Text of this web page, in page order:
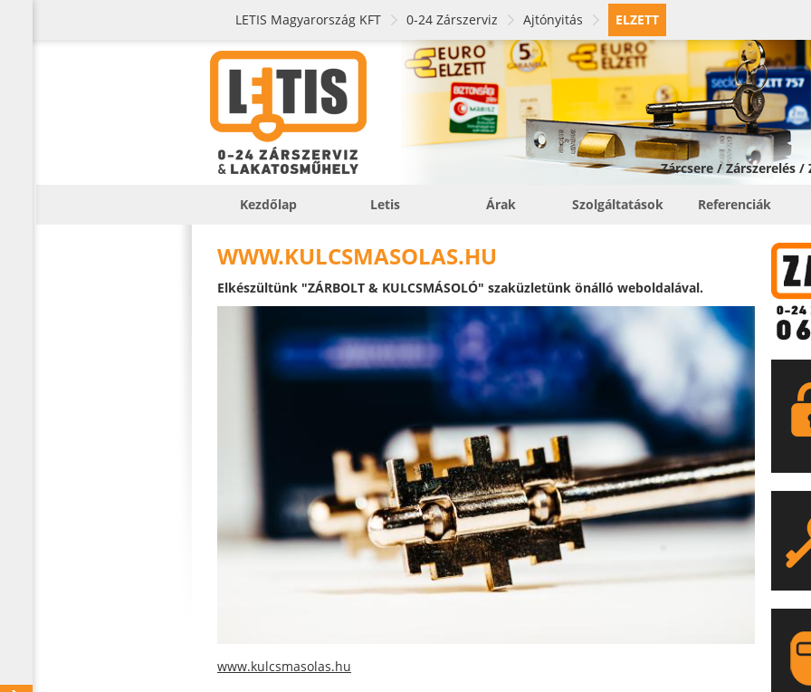
LETIS Magyarország KFT 0-24 Zárszerviz Ajtónyitás ELZETT
Zárcsere / Zárszerelés
Kezdőlap Letis Árak Szolgáltatások Referenciák
WWW.KULCSMASOLAS.HU
Elkészültünk "ZÁRBOLT & KULCSMÁSOLÓ" szaküzletünk önálló weboldalával.
www.kulcsmasolas.hu